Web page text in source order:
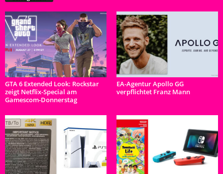
GTA 6 Extended Look: Rockstar
zeigt Netflix-Special am
Gamescom-Donnerstag
EA-Agentur Apollo GG
verpflichtet Franz Mann